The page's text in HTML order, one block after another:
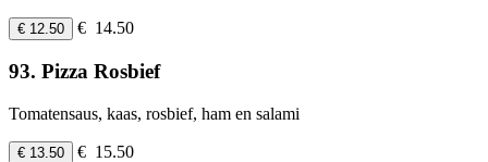
€ 12.50 € 14.50
93. Pizza Rosbief
Tomatensaus, kaas, rosbief, ham en salami
€ 13.50 € 15.50